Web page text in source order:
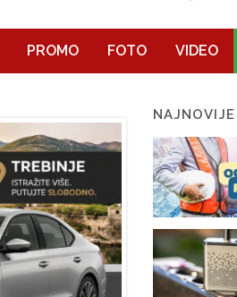
PROMO FOTO VIDEO
NAJNOVIJE